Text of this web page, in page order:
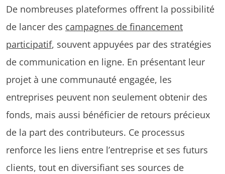
De nombreuses plateformes offrent la possibilité
de lancer des campagnes de financement
participatif, souvent appuyées par des stratégies
de communication en ligne. En présentant leur
projet à une communauté engagée, les
entreprises peuvent non seulement obtenir des
fonds, mais aussi bénéficier de retours précieux
de la part des contributeurs. Ce processus
renforce les liens entre l’entreprise et ses futurs
clients, tout en diversifiant ses sources de